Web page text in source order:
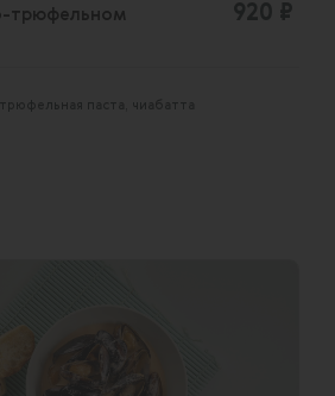
трюфельном
920 ₽
паста, чиабатта